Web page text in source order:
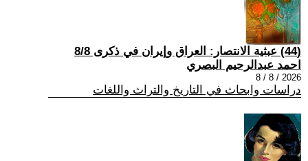
(44) عبثية الانتصار: العراق وإيران في ذكرى 8/8
احمد عبدالرحيم البصري
2026 / 8 / 8
دراسات وابحاث في التاريخ والتراث واللغات